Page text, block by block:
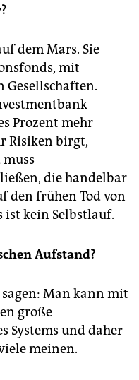
dem Mars. Sie
mit
Gesellschaften.
Prozent mehr
Risiken birgt,
die handelbar
den frühen Tod von
ist kein Selbstlauf.
Aufstand?
Man kann mit
große
Systems und daher
meinen.